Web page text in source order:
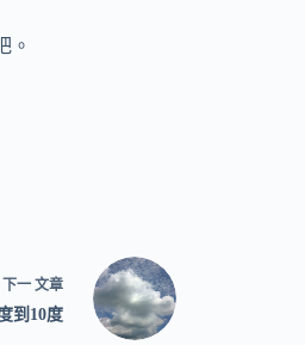
。
下一 文章
到10度